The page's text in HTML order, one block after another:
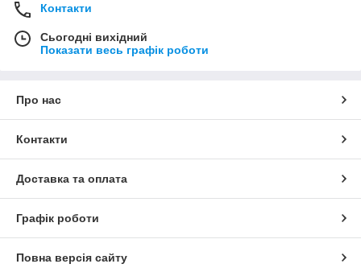
Контакти
Сьогодні вихідний
Показати весь графік роботи
Про нас
Контакти
Доставка та оплата
Графік роботи
Повна версія сайту